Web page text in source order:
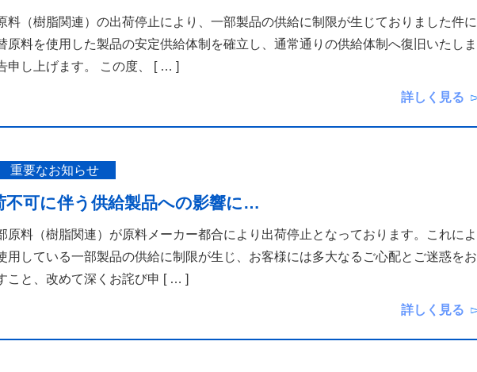
料（樹脂関連）の出荷停止により、一部製品の供給に制限が生じておりました件に
原料を使用した製品の安定供給体制を確立し、通常通りの供給体制へ復旧いたしま
申し上げます。 この度、
[ … ]
詳しく見る
重要なお知らせ
不可に伴う供給製品への影響に…
原料（樹脂関連）が原料メーカー都合により出荷停止となっております。これによ
用している一部製品の供給に制限が生じ、お客様には多大なるご心配とご迷惑をお
こと、改めて深くお詫び申 [ … ]
詳しく見る